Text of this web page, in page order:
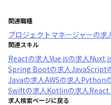
関連職種
プロジェクトマネージャーの求
関連スキル
Reactの求人Vue.jsの求人
Spring Bootの求人JavaScript
Javaの求人AWSの求人 Python
Swiftの求人 Kotlinの求人 React
求人検索ページに戻る